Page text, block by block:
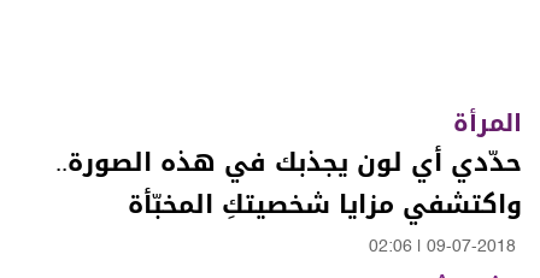
المرأة
حدّدي أي لون يجذبك في هذه الصورة..
واكتشفي مزايا شخصيتكِ المخبّأة
09-07-2018
02:06